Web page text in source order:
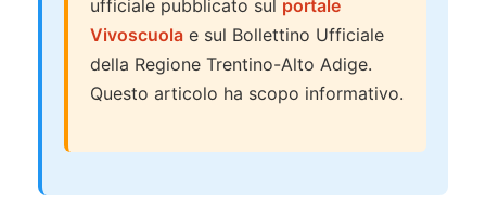
ufficiale pubblicato sul portale
Vivoscuola e sul Bollettino Ufficiale
della Regione Trentino-Alto Adige.
Questo articolo ha scopo informativo.